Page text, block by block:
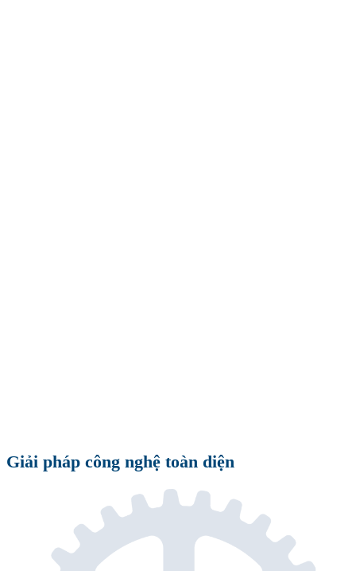
Giải pháp công nghệ toàn diện